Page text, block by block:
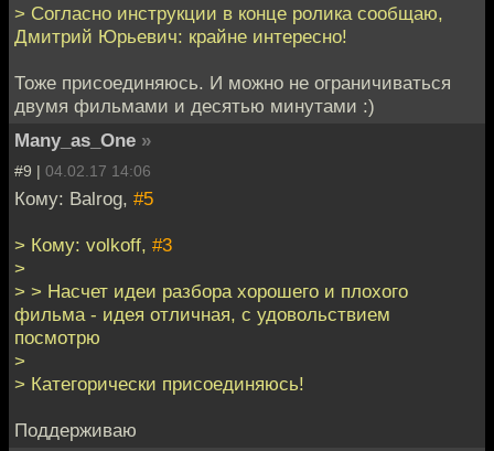
> Согласно инструкции в конце ролика сообщаю,
Дмитрий Юрьевич: крайне интересно!
Тоже присоединяюсь. И можно не ограничиваться
двумя фильмами и десятью минутами :)
Many_as_One »
#9 | 04.02.17 14:06
Кому: Balrog, #5
> Кому: volkoff, #3
>
> > Насчет идеи разбора хорошего и плохого
фильма - идея отличная, с удовольствием
посмотрю
>
> Категорически присоединяюсь!
Поддерживаю